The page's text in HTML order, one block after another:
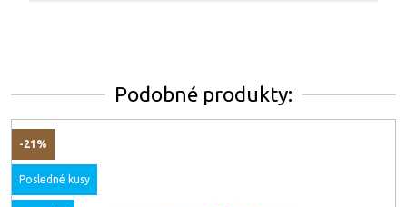
Podobné produkty:
-21%
Posledné kusy